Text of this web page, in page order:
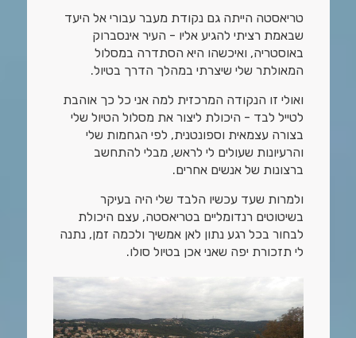
טריאסטה הייתה גם נקודת מעבר עבורי אל היעד
שבאמת רציתי להגיע אליו - העיר אינסברוק
באוסטריה, ואיכשהו היא הסתדרה במסלול
המאולתר שלי שיצרתי במהלך הדרך בטיול.
ואולי זו הנקודה המרכזית למה אני כל כך אוהבת
לטייל לבד - היכולת ליצור את מסלול הטיול שלי
בצורה עצמאית וספונטנית, לפי הגחמות שלי
והרעיונות שעולים לי לראש, מבלי להתחשב
ברצונות של אנשים אחרים.
ולמרות שעד עכשיו הלבד שלי היה בעיקר
בשיטוטים רנדומליים בטריאסטה, עצם היכולת
לבחור בכל רגע נתון לאן אמשיך ולכמה זמן, נתנה
לי תזכורת יפה שאני אכן בטיול סולו.